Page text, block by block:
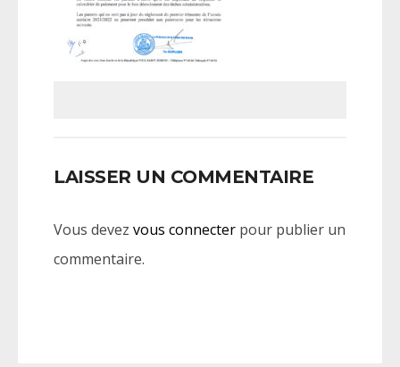
LAISSER UN COMMENTAIRE
Vous devez vous connecter pour publier un
commentaire.